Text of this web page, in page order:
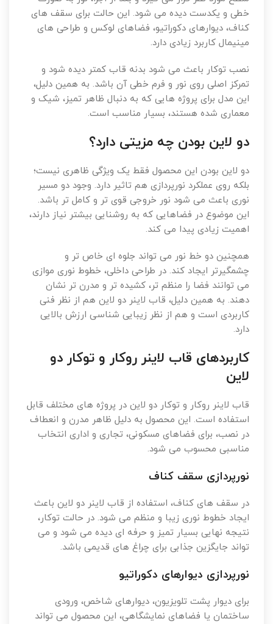
خطی و یکدست دیده می شود. این حالت برای سقف های
کناف، دیوارهای دکوراتیو، فضاهای لوکس و طراحی های
مینیمال کاربرد زیادی دارد.
نصب توکار باعث می شود بدنه قاب کمتر دیده شود و
تمرکز اصلی روی نور و فرم خطی آن باشد. به همین دلیل،
این مدل برای پروژه هایی که به دنبال ظاهر تمیز، شیک و
معماری شده هستند، بسیار مناسب است.
دو لاین بودن چه مزیتی دارد؟
دو لاین بودن این محصول فقط یک ویژگی ظاهری نیست؛
بلکه روی عملکرد نورپردازی هم تاثیر دارد. وجود دو مسیر
نوری باعث می شود نور خروجی قوی تر و کامل تر باشد.
این موضوع در فضاهایی که به روشنایی بیشتر نیاز دارند،
اهمیت زیادی پیدا می کند.
همچنین دو خط نور می تواند جلوه ای خاص تر و
چشمگیرتر ایجاد کند. در طراحی داخلی، خطوط نوری موازی
می توانند فضا را منظم تر، کشیده تر و مدرن تر نشان
دهند. به همین دلیل، قاب لاینر دو لاین هم از نظر فنی
کاربردی است و هم از نظر زیبایی شناسی ارزش بالایی
دارد.
کاربردهای قاب لاینر روکار و توکار دو
لاین
قاب لاینر روکار و توکار دو لاین در پروژه های مختلف قابل
استفاده است. این محصول به دلیل ظاهر مدرن و انعطاف
در نصب، برای فضاهای مسکونی، تجاری و اداری انتخاب
مناسبی محسوب می شود.
نورپردازی سقف کناف
در سقف های کناف، استفاده از قاب لاینر دو لاین باعث
ایجاد خطوط نوری زیبا و منظم می شود. در حالت توکار،
نتیجه نهایی بسیار تمیز و حرفه ای دیده می شود و می
تواند جایگزین جذابی برای چراغ های قدیمی باشد.
نورپردازی دیوارهای دکوراتیو
برای دیوار پشت تلویزیون، دیوارهای شاخص، ورودی
ساختمان یا فضاهای نمایشگاهی، این محصول می تواند